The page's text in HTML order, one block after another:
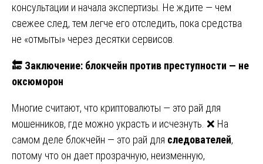
консультации и начала экспертизы. Не ждите — чем
свежее след, тем легче его отследить, пока средства
не «отмыты» через десятки сервисов.
🔚 Заключение: блокчейн против преступности — не
оксюморон
Многие считают, что криптовалюты — это рай для
мошенников, где можно украсть и исчезнуть. ❌ На
самом деле блокчейн — это рай для следователей,
потому что он дает прозрачную, неизменную,